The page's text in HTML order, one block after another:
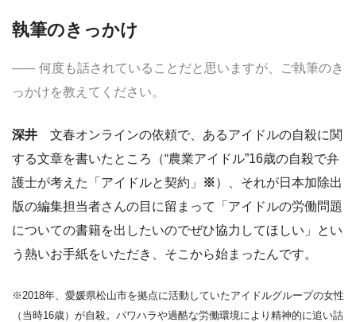
執筆のきっかけ
何度も話されていることだと思いますが、ご執筆のき
っかけを教えてください。
深井 文春オンラインの依頼で、あるアイドルの自殺に関
する文章を書いたところ（“農業アイドル”16歳の自殺で弁
護士が考えた「アイドルと契約」
※）、それが日本加除出
版の編集担当者さんの目に留まって「アイドルの労働問題
についての書籍を出したいのでぜひ協力してほしい」とい
う熱いお手紙をいただき、そこから始まったんです。
※2018年、愛媛県松山市を拠点に活動していたアイドルグループの女性
（当時16歳）が自殺。パワハラや過酷な労働環境により精神的に追い詰